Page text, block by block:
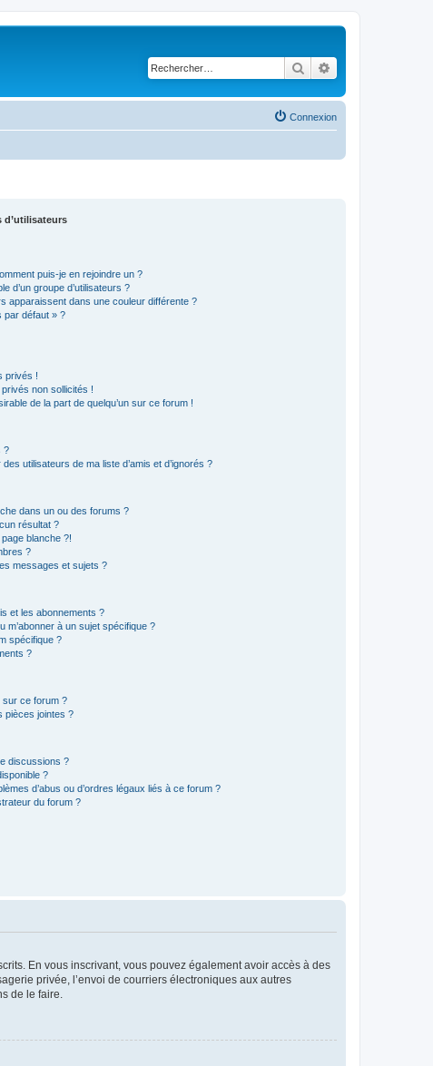
Rechercher
Connexion
d’utilisateurs
puis-je en rejoindre un ?
d’un groupe d’utilisateurs ?
apparaissent dans une couleur différente ?
par défaut » ?
privés !
non sollicités !
de la part de quelqu’un sur ce forum !
?
utilisateurs de ma liste d’amis et d’ignorés ?
dans un ou des forums ?
résultat ?
blanche ?!
?
messages et sujets ?
et les abonnements ?
m’abonner à un sujet spécifique ?
spécifique ?
?
sur ce forum ?
pièces jointes ?
discussions ?
?
d’abus ou d’ordres légaux liés à ce forum ?
du forum ?
En vous inscrivant, vous pouvez également avoir accès à des
privée, l’envoi de courriers électroniques aux autres
de le faire.